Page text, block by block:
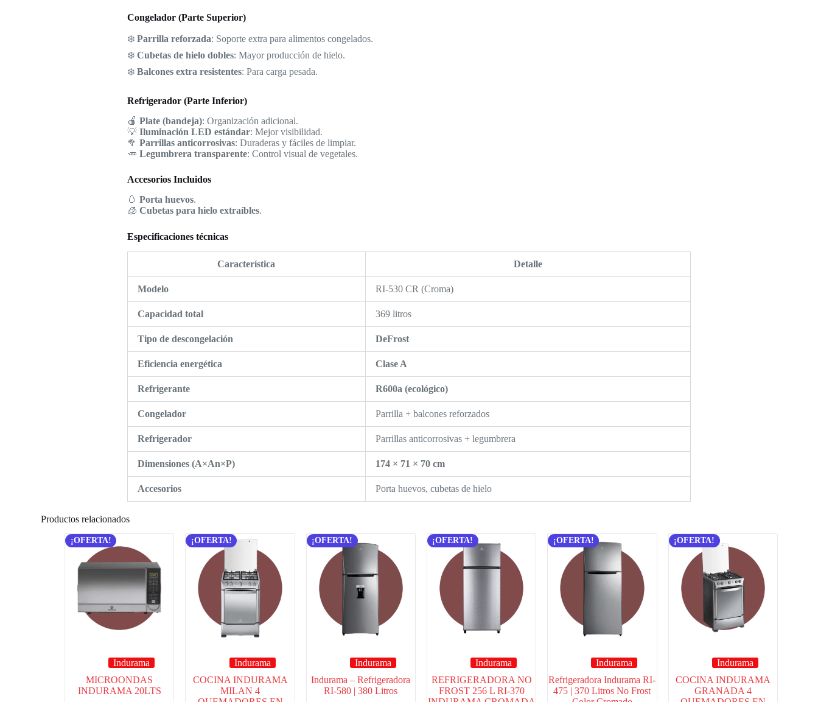
Congelador (Parte Superior)
❄️ Parrilla reforzada: Soporte extra para alimentos congelados.
❄️ Cubetas de hielo dobles: Mayor producción de hielo.
❄️ Balcones extra resistentes: Para carga pesada.
Refrigerador (Parte Inferior)
🍎 Plate (bandeja): Organización adicional.
💡 Iluminación LED estándar: Mejor visibilidad.
🥦 Parrillas anticorrosivas: Duraderas y fáciles de limpiar.
🥕 Legumbrera transparente: Control visual de vegetales.
Accesorios Incluidos
🥚 Porta huevos.
🧊 Cubetas para hielo extraíbles.
Especificaciones técnicas
Característica Detalle
Modelo RI-530 CR (Croma)
Capacidad total 369 litros
Tipo de descongelación DeFrost
Eficiencia energética Clase A
Refrigerante R600a (ecológico)
Congelador Parrilla + balcones reforzados
Refrigerador Parrillas anticorrosivas + legumbrera
Dimensiones (A×An×P) 174 × 71 × 70 cm
Accesorios Porta huevos, cubetas de hielo
Productos relacionados
¡OFERTA!
Indurama
MICROONDAS
INDURAMA 20LTS
¡OFERTA!
Indurama
COCINA INDURAMA
MILAN 4
¡OFERTA!
Indurama
Indurama – Refrigeradora
RI-580 | 380 Litros
¡OFERTA!
Indurama
REFRIGERADORA NO
FROST 256 L RI-370
¡OFERTA!
Indurama
Refrigeradora Indurama RI-
475 | 370 Litros No Frost
¡OFERTA!
Indurama
COCINA INDURAMA
GRANADA 4